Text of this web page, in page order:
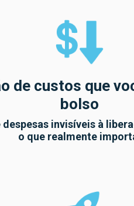
de custos que
bolso
invisíveis à
o que realmente